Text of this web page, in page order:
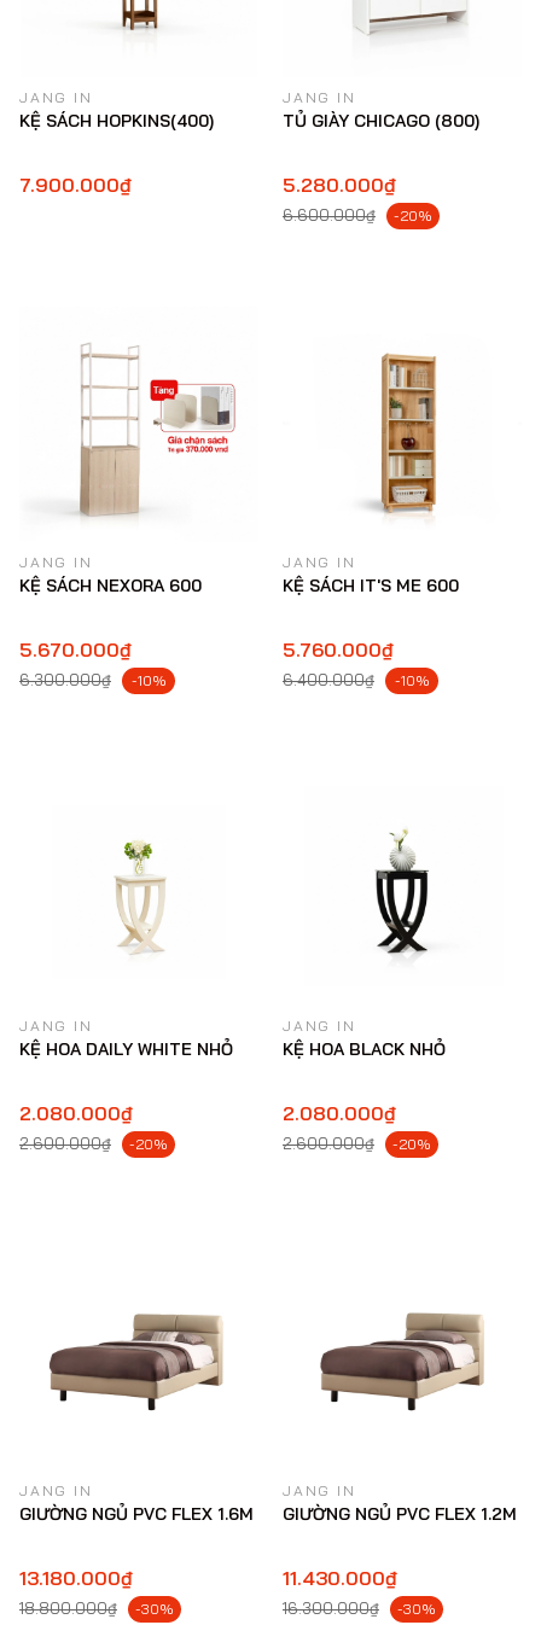
JANG IN
KỆ SÁCH HOPKINS(400)
7.900.000₫
JANG IN
TỦ GIÀY CHICAGO (800)
5.280.000₫
6.600.000₫ -20%
JANG IN
KỆ SÁCH NEXORA 600
5.670.000₫
6.300.000₫ -10%
JANG IN
KỆ SÁCH IT'S ME 600
5.760.000₫
6.400.000₫ -10%
JANG IN
KỆ HOA DAILY WHITE NHỎ
2.080.000₫
2.600.000₫ -20%
JANG IN
KỆ HOA BLACK NHỎ
2.080.000₫
2.600.000₫ -20%
JANG IN
GIƯỜNG NGỦ PVC FLEX 1.6M
13.180.000₫
18.800.000₫ -30%
JANG IN
GIƯỜNG NGỦ PVC FLEX 1.2M
11.430.000₫
16.300.000₫ -30%